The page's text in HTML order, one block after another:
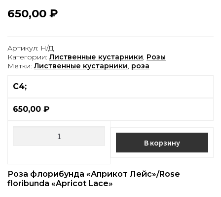
650,00 ₽
Артикул: Н/Д
Категории:Лиственные кустарники, Розы
Метки:Лиственные кустарники, роза
С4;
650,00 ₽
В корзину
Роза флорибунда «Априкот Лейс»/Rose
floribunda «Apricot Lace»